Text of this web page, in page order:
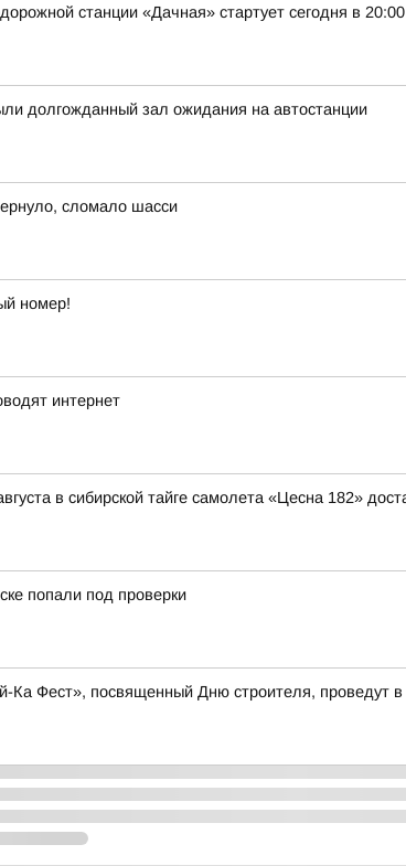
станции «Дачная» стартует сегодня в
долгожданный зал ожидания на автостанции
сломало шасси
номер!
интернет
в сибирской тайге самолета «Цесна 182»
попали под проверки
Фест», посвященный Дню строителя, проведут в